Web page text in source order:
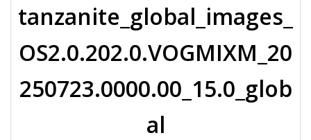
tanzanite_global_images_
OS2.0.202.0.VOGMIXM_20
250723.0000.00_15.0_glob
al